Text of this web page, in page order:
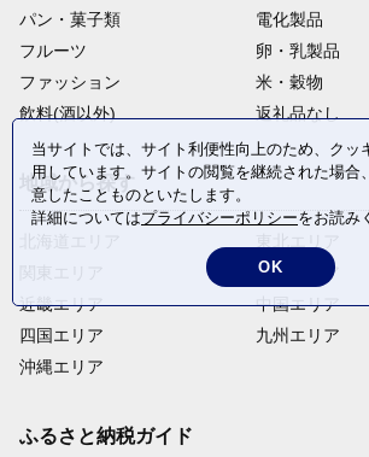
パン・菓子類
電化製品
フルーツ
卵・乳製品
ファッション
米・穀物
飲料(酒以外)
返礼品なし
地域から探す
近畿エリア
四国エリア
沖縄エリア
中部エリア
中国エリア
九州エリア
ふるさと納税ガイド
当サイトでは、サイト利便性向上のため、クッ
用しています。サイトの閲覧を継続された場合
意したことものといたします。
詳細についてはプライバシーポリシーをお読み
OK